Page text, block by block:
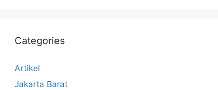
Categories
Artikel
Jakarta Barat